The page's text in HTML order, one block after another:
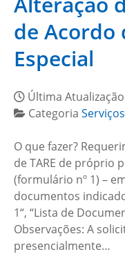
de Acordo
Especial
Última
Categoria Serviços
O que fazer?
de TARE de próprio
(formulário nº 1) –
documentos
1“, “Lista de
Observações: A
presencialmente…